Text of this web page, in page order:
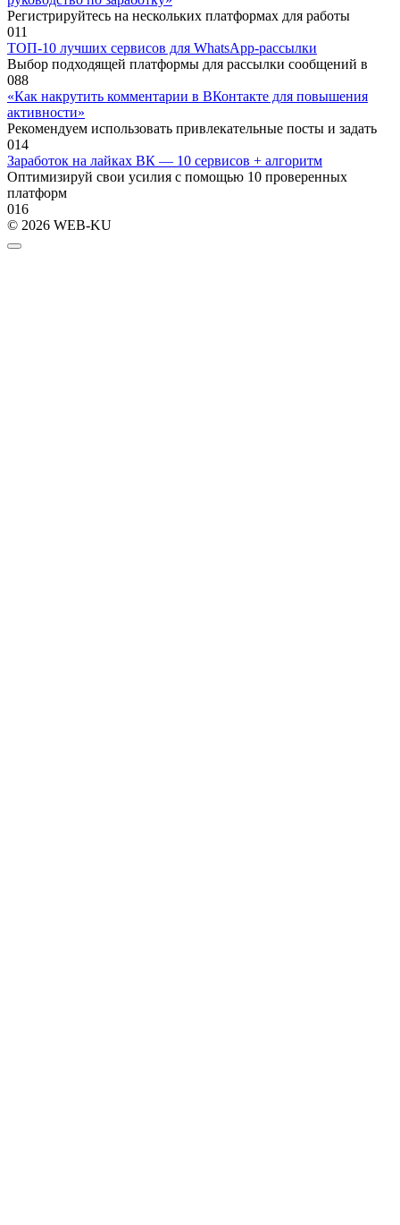
Регистрируйтесь на нескольких платформах для работы
011
ТОП-10 лучших сервисов для WhatsApp-рассылки
Выбор подходящей платформы для рассылки сообщений в
088
«Как накрутить комментарии в ВКонтакте для повышения
активности»
Рекомендуем использовать привлекательные посты и задать
014
Заработок на лайках ВК — 10 сервисов + алгоритм
Оптимизируй свои усилия с помощью 10 проверенных
платформ
016
© 2026 WEB-KU